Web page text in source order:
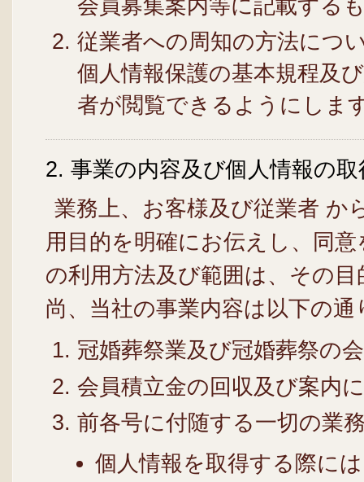
会員募集案内等に記載する
従業者への周知の方法につ
個人情報保護の基本規程及
者が閲覧できるようにしま
2. 事業の内容及び個人情報の
業務上、お客様及び従業者 か
用目的を明確にお伝えし、同
の利用方法及び範囲は、その
尚、当社の事業内容は以下の通
冠婚葬祭業及び冠婚葬祭の
会員積立金の回収及び案内
前各号に付随する一切の業
個人情報を取得する際に